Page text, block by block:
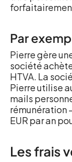
Par
Pierre gère
société
HTVA. La
Pierre utilise
mails
rémunération
EUR par an
Les frais